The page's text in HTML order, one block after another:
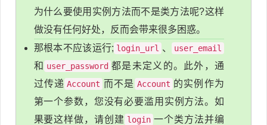
为什么要使用实例方法而不是类方法呢?这样
做没有任何好处，反而会带来很多困惑。
那根本不应该运行; login_url 、 user_email
和 user_password 都是未定义的。此外，通
过传递 Account 而不是 Account 的实例作为
第一个参数，您没有必要滥用实例方法。如
果要这样做，请创建 login 一个类方法并编